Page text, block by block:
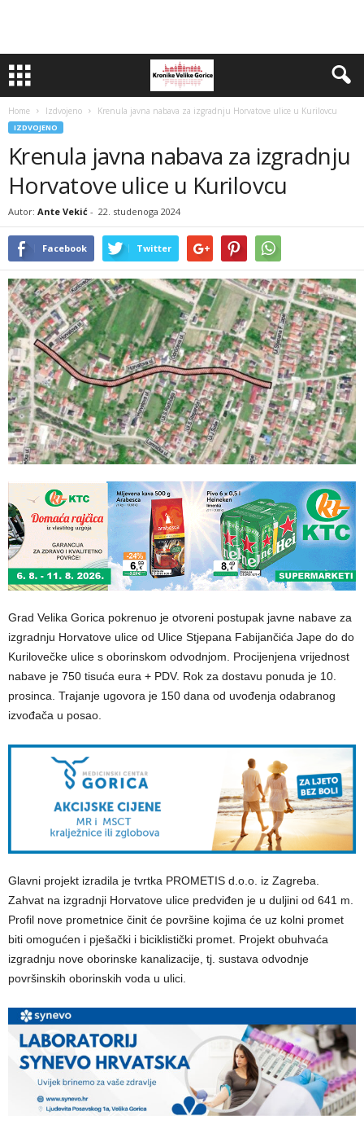
Home Izdvojeno Krenula javna nabava za izgradnju Horvatove ulice u Kurilovcu
IZDVOJENO
Krenula javna nabava za izgradnju
Horvatove ulice u Kurilovcu
Autor: Ante Vekić - 22. studenoga 2024
Facebook Twitter
Grad Velika Gorica pokrenuo je otvoreni postupak javne nabave za
izgradnju Horvatove ulice od Ulice Stjepana Fabijančića Jape do do
Kurilovečke ulice s oborinskom odvodnjom. Procijenjena vrijednost
nabave je 750 tisuća eura + PDV. Rok za dostavu ponuda je 10.
prosinca. Trajanje ugovora je 150 dana od uvođenja odabranog
izvođača u posao.
Glavni projekt izradila je tvrtka PROMETIS d.o.o. iz Zagreba.
Zahvat na izgradnji Horvatove ulice predviđen je u duljini od 641 m.
Profil nove prometnice činit će površine kojima će uz kolni promet
biti omogućen i pješački i biciklistički promet. Projekt obuhvaća
izgradnju nove oborinske kanalizacije, tj. sustava odvodnje
površinskih oborinskih voda u ulici.